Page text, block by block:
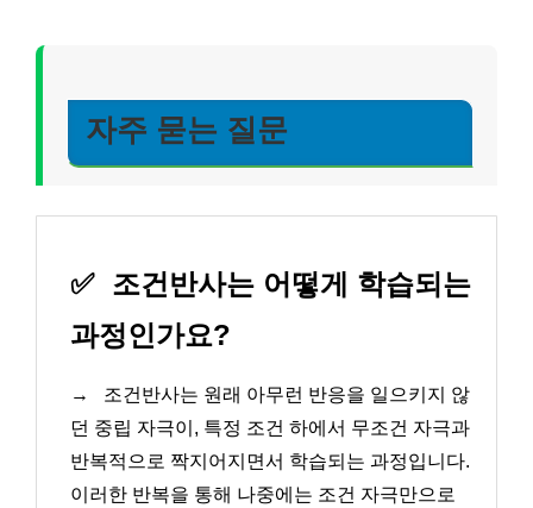
자주 묻는 질문
✅ 조건반사는 어떻게 학습되는
과정인가요?
→
조건반사는 원래 아무런 반응을 일으키지 않
던 중립 자극이, 특정 조건 하에서 무조건 자극과
반복적으로 짝지어지면서 학습되는 과정입니다.
이러한 반복을 통해 나중에는 조건 자극만으로